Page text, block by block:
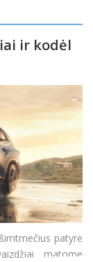
nustatyti SEO
ir kodėl
patyrė
matome